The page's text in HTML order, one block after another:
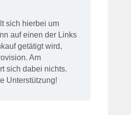
sich hierbei um
auf einen der Links
getätigt wird,
Am
sich dabei nichts.
Unterstützung!